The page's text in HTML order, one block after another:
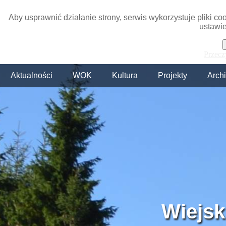
Aby usprawnić działanie strony, serwis wykorzystuje pliki
Aktualności WOK Kultura Projekty